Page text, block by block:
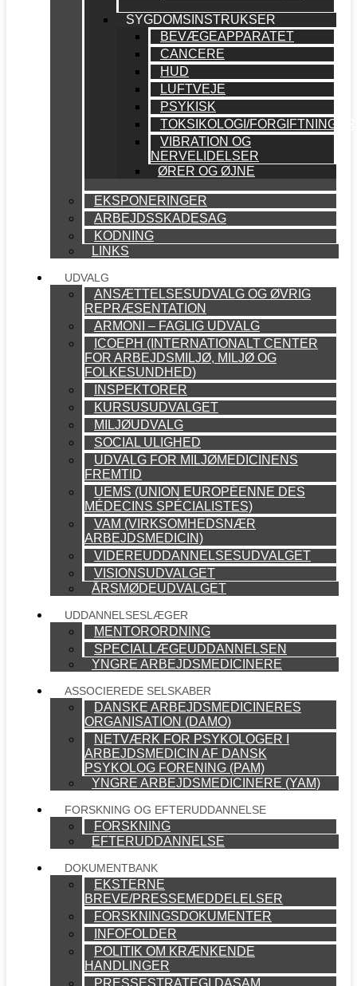
SYGDOMSINSTRUKSER
BEVÆGEAPPARATET
CANCERE
HUD
LUFTVEJE
PSYKISK
TOKSIKOLOGI/FORGIFTNINGER
VIBRATION OG
NERVELIDELSER
ØRER OG ØJNE
EKSPONERINGER
ARBEJDSSKADESAG
KODNING
LINKS
UDVALG
ANSÆTTELSESUDVALG OG ØVRIG
REPRÆSENTATION
ARMONI – FAGLIG UDVALG
ICOEPH (INTERNATIONALT CENTER
FOR ARBEJDSMILJØ, MILJØ OG
FOLKESUNDHED)
INSPEKTORER
KURSUSUDVALGET
MILJØUDVALG
SOCIAL ULIGHED
UDVALG FOR MILJØMEDICINENS
FREMTID
UEMS (UNION EUROPÉENNE DES
MÉDECINS SPÉCIALISTES)
VAM (VIRKSOMHEDSNÆR
ARBEJDSMEDICIN)
VIDEREUDDANNELSESUDVALGET
VISIONSUDVALGET
ÅRSMØDEUDVALGET
UDDANNELSESLÆGER
MENTORORDNING
SPECIALLÆGEUDDANNELSEN
YNGRE ARBEJDSMEDICINERE
ASSOCIEREDE SELSKABER
DANSKE ARBEJDSMEDICINERES
ORGANISATION (DAMO)
NETVÆRK FOR PSYKOLOGER I
ARBEJDSMEDICIN AF DANSK
PSYKOLOG FORENING (PAM)
YNGRE ARBEJDSMEDICINERE (YAM)
FORSKNING OG EFTERUDDANNELSE
FORSKNING
EFTERUDDANNELSE
DOKUMENTBANK
EKSTERNE
BREVE/PRESSEMEDDELELSER
FORSKNINGSDOKUMENTER
INFOFOLDER
POLITIK OM KRÆNKENDE
HANDLINGER
PRESSESTRATEGI DASAM